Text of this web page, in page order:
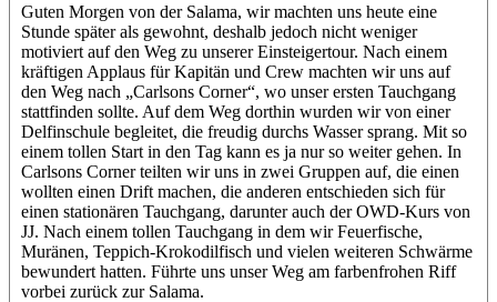
Guten Morgen von der Salama, wir machten uns heute eine
Stunde später als gewohnt, deshalb jedoch nicht weniger
motiviert auf den Weg zu unserer Einsteigertour. Nach einem
kräftigen Applaus für Kapitän und Crew machten wir uns auf
den Weg nach „Carlsons Corner“, wo unser ersten Tauchgang
stattfinden sollte. Auf dem Weg dorthin wurden wir von einer
Delfinschule begleitet, die freudig durchs Wasser sprang. Mit so
einem tollen Start in den Tag kann es ja nur so weiter gehen. In
Carlsons Corner teilten wir uns in zwei Gruppen auf, die einen
wollten einen Drift machen, die anderen entschieden sich für
einen stationären Tauchgang, darunter auch der OWD-Kurs von
JJ. Nach einem tollen Tauchgang in dem wir Feuerfische,
Muränen, Teppich-Krokodilfisch und vielen weiteren Schwärme
bewundert hatten. Führte uns unser Weg am farbenfrohen Riff
vorbei zurück zur Salama.